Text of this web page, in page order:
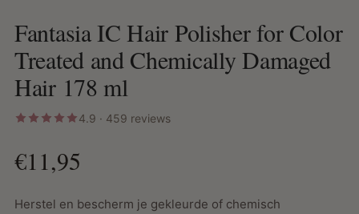
Fantasia IC Hair Polisher for Color
Treated and Chemically Damaged
Hair 178 ml
4.9 · 459 reviews
€11,95
Herstel en bescherm je gekleurde of chemisch